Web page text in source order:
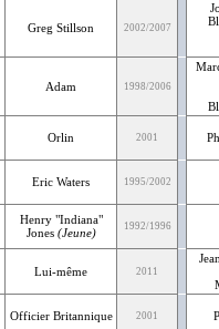
Greg Stillson 2002/2007
Adam 1998/2006
Orlin 2001
Eric Waters 1995/2002
Henry "Indiana"
Jones (Jeune) 1992/1996
Lui-même 2011
Officier Britannique 2001